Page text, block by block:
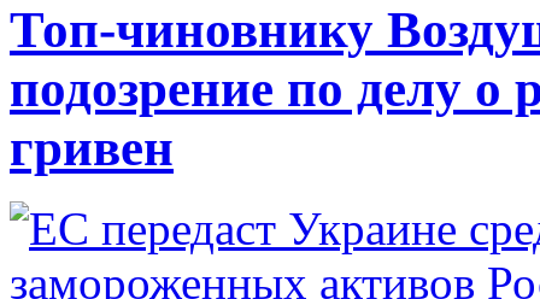
Топ-чиновнику
подозрение по делу о
гривен